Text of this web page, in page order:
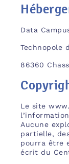
Data
Technopole
86360
Le site
Aucune
partielle,
pourra être
écrit du